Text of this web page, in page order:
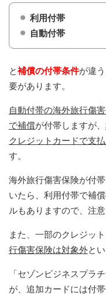
利用付帯
自動付帯
と補償の付帯条件が違
要があります。
自動付帯の海外旅行傷
で補償が付帯しますが、
クレジットカードで支
す。
海外旅行傷害保険が付
いたら、利用付帯で補
ルもありますので、注
また、一部のクレジット
行傷害保険は対象外と
「セゾンビジネスプラ
が、追加カードには付